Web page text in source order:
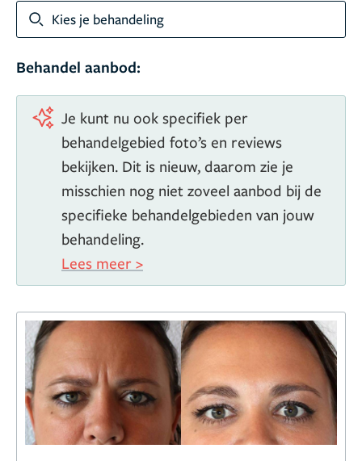
Kies je behandeling
Behandel aanbod:
Je kunt nu ook specifiek per
behandelgebied foto’s en reviews
bekijken. Dit is nieuw, daarom zie je
misschien nog niet zoveel aanbod bij de
specifieke behandelgebieden van jouw
behandeling.
Lees meer >